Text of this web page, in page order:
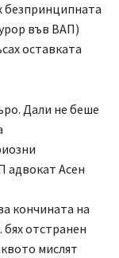
безпринципната
във ВАП)
оставката
Дали не беше
адвокат Асен
кончината на
бях отстранен
мислят